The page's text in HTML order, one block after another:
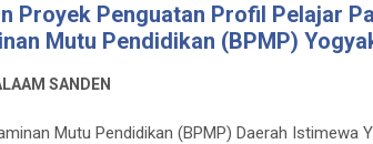
Proyek Penguatan Profil Pelajar
Mutu Pendidikan (BPMP)
SANDEN
Mutu Pendidikan (BPMP) Daerah Istimewa